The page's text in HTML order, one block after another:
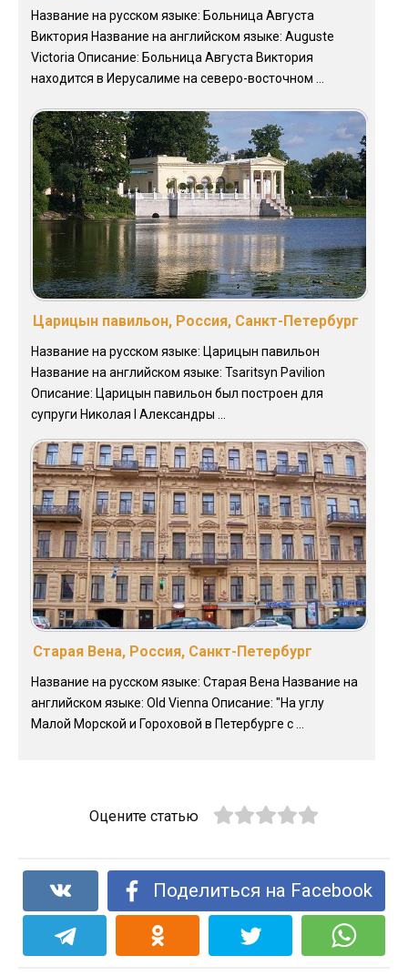
Название на русском языке: Больница Августа
Виктория Название на английском языке: Auguste
Victoria Описание: Больница Августа Виктория
находится в Иерусалиме на северо-восточном ...
Царицын павильон, Россия, Санкт-Петербург
Название на русском языке: Царицын павильон
Название на английском языке: Tsaritsyn Pavilion
Описание: Царицын павильон был построен для
супруги Николая I Александры ...
Старая Вена, Россия, Санкт-Петербург
Название на русском языке: Старая Вена Название на
английском языке: Old Vienna Описание: "На углу
Малой Морской и Гороховой в Петербурге с ...
Оцените статью
Поделиться на Facebook